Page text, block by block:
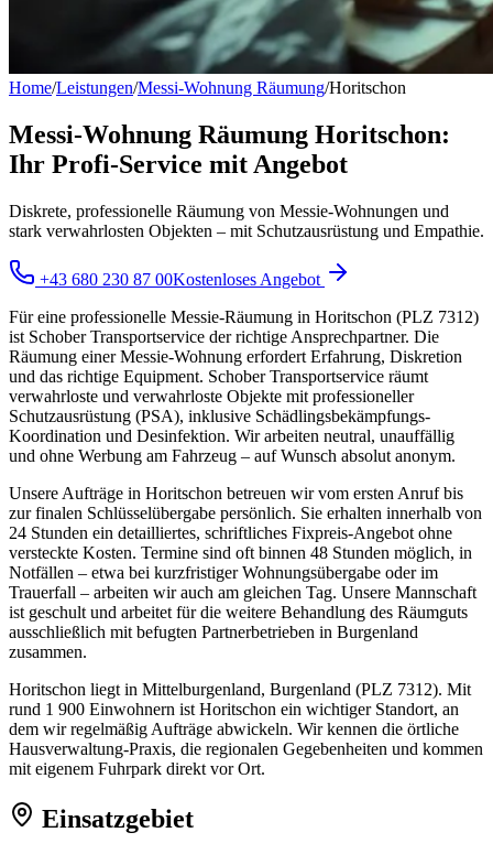
Home/Leistungen/Messi-Wohnung Räumung/Horitschon
Messi-Wohnung Räumung Horitschon:
Ihr Profi-Service mit Angebot
Diskrete, professionelle Räumung von Messie-Wohnungen und
stark verwahrlosten Objekten – mit Schutzausrüstung und Empathie.
+43 680 230 87 00Kostenloses Angebot
Für eine professionelle Messie-Räumung in Horitschon (PLZ 7312)
ist Schober Transportservice der richtige Ansprechpartner. Die
Räumung einer Messie-Wohnung erfordert Erfahrung, Diskretion
und das richtige Equipment. Schober Transportservice räumt
verwahrloste und verwahrloste Objekte mit professioneller
Schutzausrüstung (PSA), inklusive Schädlingsbekämpfungs-
Koordination und Desinfektion. Wir arbeiten neutral, unauffällig
und ohne Werbung am Fahrzeug – auf Wunsch absolut anonym.
Unsere Aufträge in Horitschon betreuen wir vom ersten Anruf bis
zur finalen Schlüsselübergabe persönlich. Sie erhalten innerhalb von
24 Stunden ein detailliertes, schriftliches Fixpreis-Angebot ohne
versteckte Kosten. Termine sind oft binnen 48 Stunden möglich, in
Notfällen – etwa bei kurzfristiger Wohnungsübergabe oder im
Trauerfall – arbeiten wir auch am gleichen Tag. Unsere Mannschaft
ist geschult und arbeitet für die weitere Behandlung des Räumguts
ausschließlich mit befugten Partnerbetrieben in Burgenland
zusammen.
Horitschon liegt in Mittelburgenland, Burgenland (PLZ 7312). Mit
rund 1 900 Einwohnern ist Horitschon ein wichtiger Standort, an
dem wir regelmäßig Aufträge abwickeln. Wir kennen die örtliche
Hausverwaltung-Praxis, die regionalen Gegebenheiten und kommen
mit eigenem Fuhrpark direkt vor Ort.
Einsatzgebiet